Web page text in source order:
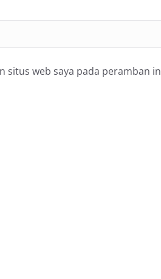
situs web saya pada peramban